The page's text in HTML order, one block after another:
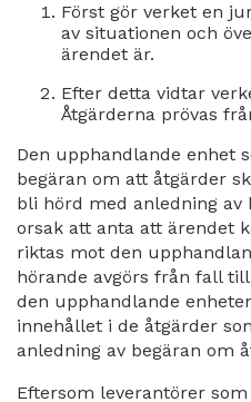
Först gör verket en
av situationen och
ärendet är.
Efter detta vidtar
Åtgärderna prövas
Den upphandlande enhet
begäran om att åtgärder
bli hörd med anledning av
orsak att anta att ärendet
riktas mot den
hörande avgörs från fall
den upphandlande
innehållet i de åtgärder
anledning av begäran om
Eftersom leverantörer